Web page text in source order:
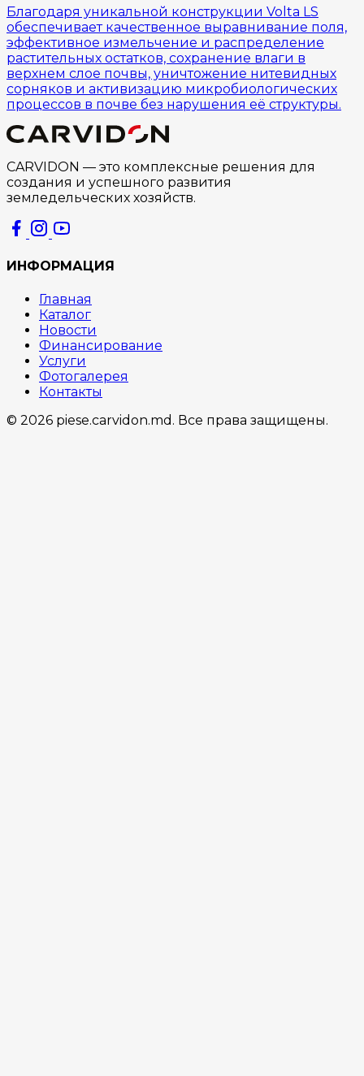
Благодаря уникальной конструкции Volta LS
обеспечивает качественное выравнивание поля,
эффективное измельчение и распределение
растительных остатков, сохранение влаги в
верхнем слое почвы, уничтожение нитевидных
сорняков и активизацию микробиологических
процессов в почве без нарушения её структуры.
CARVIDON — это комплексные решения для
создания и успешного развития
земледельческих хозяйств.
ИНФОРМАЦИЯ
Главная
Каталог
Новости
Финансирование
Услуги
Фотогалерея
Контакты
© 2026 piese.carvidon.md. Все права защищены.